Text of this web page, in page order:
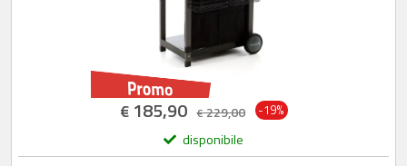
€185,90 €229,00 -19%
disponibile